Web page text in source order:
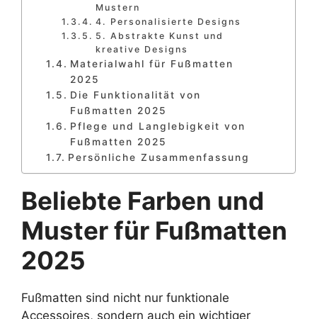
Mustern
4. Personalisierte Designs
5. Abstrakte Kunst und
kreative Designs
Materialwahl für Fußmatten
2025
Die Funktionalität von
Fußmatten 2025
Pflege und Langlebigkeit von
Fußmatten 2025
Persönliche Zusammenfassung
Beliebte Farben und
Muster für Fußmatten
2025
Fußmatten sind nicht nur funktionale
Accessoires, sondern auch ein wichtiger